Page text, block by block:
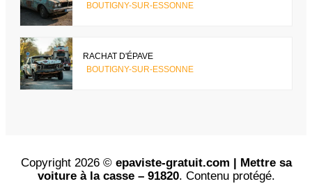
BOUTIGNY-SUR-ESSONNE
RACHAT D'ÉPAVE
BOUTIGNY-SUR-ESSONNE
Copyright 2026 © epaviste-gratuit.com | Mettre sa
voiture à la casse – 91820. Contenu protégé.